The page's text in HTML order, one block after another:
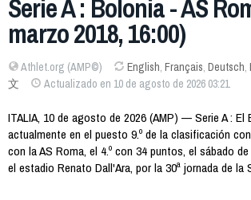
Serie A : Bolonia - AS
marzo 2018, 16:00)
Athlet.org (AMP©) English, Français, Deutsch,
文
Actualizado en 10 de agosto de 2026 03:21
ITALIA, 10 de agosto de 2026 (AMP) — Serie A : El
actualmente en el puesto 9.º de la clasificación
con la AS Roma, el 4.º con 34 puntos, el sábado
el estadio Renato Dall'Ara, por la 30ª jornada de la